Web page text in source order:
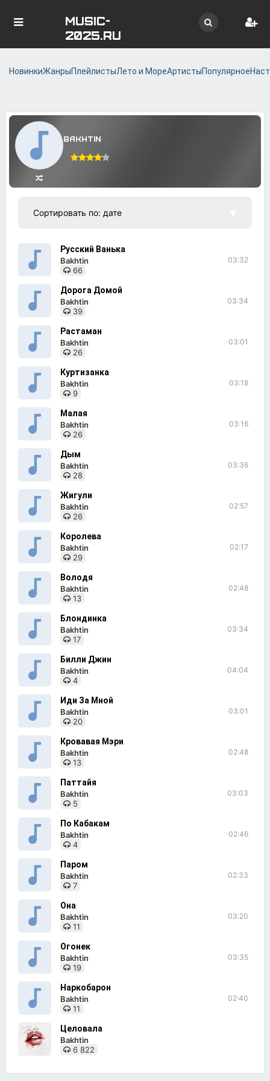
MUSIC-
2025.RU
НовинкиЖанрыПлейлистыЛето и МореАртистыПопулярное
Bakhtin
Русский Ванька
Bakhtin
66
03:32
Дорога Домой
Bakhtin
39
03:34
Растаман
Bakhtin
26
03:01
Куртизанка
Bakhtin
9
03:18
Малая
Bakhtin
26
03:16
Дым
Bakhtin
28
03:36
Жигули
Bakhtin
26
02:57
Королева
Bakhtin
29
02:17
Володя
Bakhtin
13
02:48
Блондинка
Bakhtin
17
03:34
Билли Джин
Bakhtin
4
04:04
Иди За Мной
Bakhtin
20
03:01
Кровавая Мэри
Bakhtin
13
02:48
Паттайя
Bakhtin
5
03:03
По Кабакам
Bakhtin
4
02:46
Паром
Bakhtin
7
02:33
Она
Bakhtin
11
03:20
Огонек
Bakhtin
19
03:35
Наркобарон
Bakhtin
11
02:40
Целовала
Bakhtin
6 822